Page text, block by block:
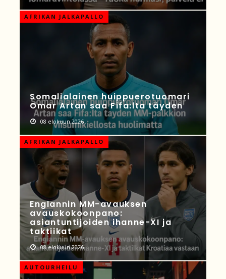
AFRIKAN JALKAPALLO
Somalialainen huippuerotuomari
Omar Artan saa Fifa:lta täyden
08 elokuun 2026
AFRIKAN JALKAPALLO
Englannin MM-avauksen
avauskokoonpano:
asiantuntijoiden ihanne-XI ja
taktiikat
08 elokuun 2026
AUTOURHEILU